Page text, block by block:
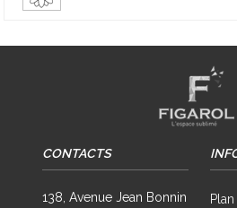
CONTACTS
138, Avenue Jean Bonnin